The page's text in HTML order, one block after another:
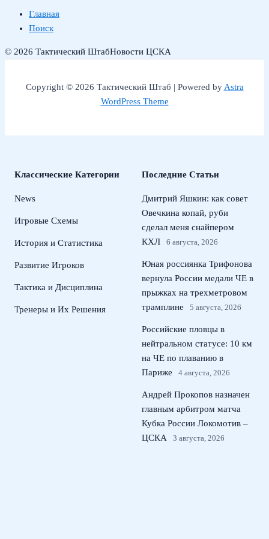
Главная
Поиск
© 2026 Тактический ШтабНовости ЦСКА
Copyright © 2026 Тактический Штаб | Powered byAstra
WordPress Theme
Классические Категории
News
Игровые Схемы
История и Статистика
Развитие Игроков
Тактика и Дисциплина
Тренеры и Их Решения
Последние Статьи
Дмитрий Яшкин: как совет
Овечкина копай, руби
сделал меня снайпером
КХЛ
6 августа, 2026
Юная россиянка Трифонова
вернула России медали ЧЕ в
прыжках на трехметровом
трамплине
5 августа, 2026
Российские пловцы в
нейтральном статусе: 10 км
на ЧЕ по плаванию в
Париже
4 августа, 2026
Андрей Прокопов назначен
главным арбитром матча
Кубка России Локомотив –
ЦСКА
3 августа, 2026